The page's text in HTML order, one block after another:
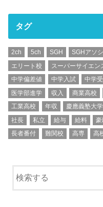
タグ
2ch 5ch SGH SGHアソ
エリート校
スーパーサイエン
中学偏差値
中学入試 中学
医学部進学
収入 商業高校
工業高校
年収 慶應義塾大学
社長
私立 給与 給料 豪
長者番付
難関校 高専 高